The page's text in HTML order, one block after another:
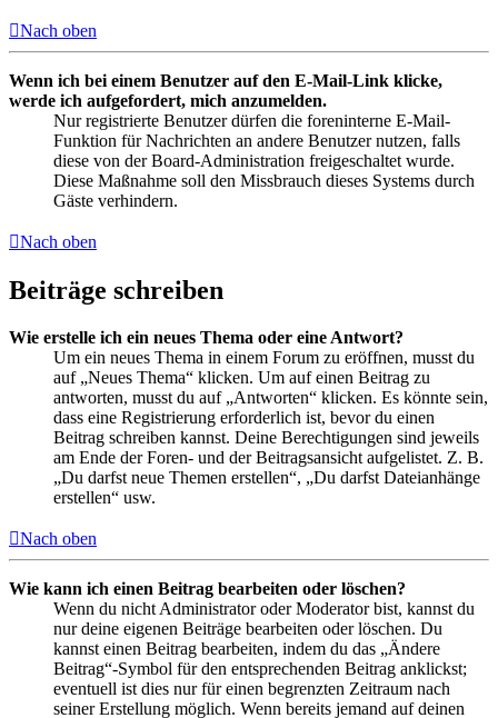
Nach oben
Wenn ich bei einem Benutzer auf den E-Mail-Link klicke,
werde ich aufgefordert, mich anzumelden.
Nur registrierte Benutzer dürfen die foreninterne E-Mail-
Funktion für Nachrichten an andere Benutzer nutzen, falls
diese von der Board-Administration freigeschaltet wurde.
Diese Maßnahme soll den Missbrauch dieses Systems durch
Gäste verhindern.
Nach oben
Beiträge schreiben
Wie erstelle ich ein neues Thema oder eine Antwort?
Um ein neues Thema in einem Forum zu eröffnen, musst du
auf „Neues Thema“ klicken. Um auf einen Beitrag zu
antworten, musst du auf „Antworten“ klicken. Es könnte sein,
dass eine Registrierung erforderlich ist, bevor du einen
Beitrag schreiben kannst. Deine Berechtigungen sind jeweils
am Ende der Foren- und der Beitragsansicht aufgelistet. Z. B.
„Du darfst neue Themen erstellen“, „Du darfst Dateianhänge
erstellen“ usw.
Nach oben
Wie kann ich einen Beitrag bearbeiten oder löschen?
Wenn du nicht Administrator oder Moderator bist, kannst du
nur deine eigenen Beiträge bearbeiten oder löschen. Du
kannst einen Beitrag bearbeiten, indem du das „Ändere
Beitrag“-Symbol für den entsprechenden Beitrag anklickst;
eventuell ist dies nur für einen begrenzten Zeitraum nach
seiner Erstellung möglich. Wenn bereits jemand auf deinen